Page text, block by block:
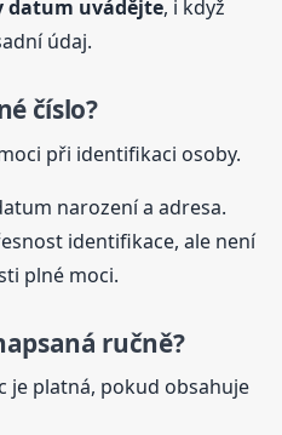
datum uvádějte, i když
údaj.
číslo?
při identifikaci osoby.
narození a adresa.
identifikace, ale není
plné moci.
ručně?
je platná, pokud obsahuje